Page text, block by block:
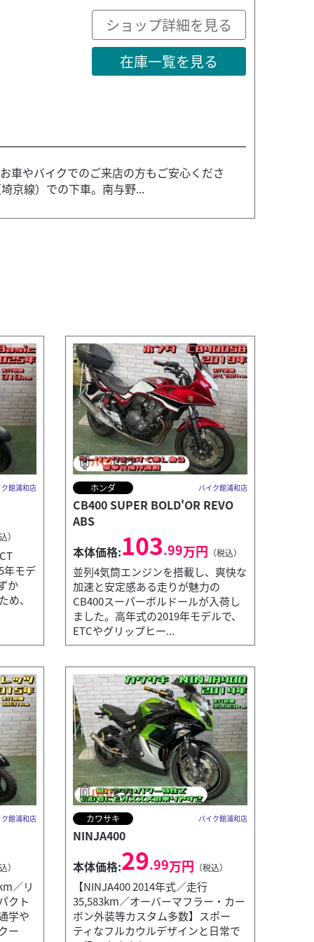
ショップ詳細を見る
在庫一覧を見る
車やバイクでのご来店の方もご安心くださ
京線）での下車。南与野...
ク館浦和店
）
年モデ
か
、
ホンダ バイク館浦和店
CB400 SUPER BOLD'OR REVO
ABS
本体価格:103.99万円 （税込）
並列4気筒エンジンを搭載し、爽快な
加速と安定感ある走りが魅力の
CB400スーパーボルドールが入荷し
ました。高年式の2019年モデルで、
ETCやグリップヒー...
ク館浦和店
）
／リ
クト
学や
ー
カワサキ バイク館浦和店
NINJA400
本体価格:29.99万円 （税込）
【NINJA400 2014年式／走行
35,583km／オーバーマフラー・カー
ボン外装等カスタム多数】スポー
ティなフルカウルデザインと日常で